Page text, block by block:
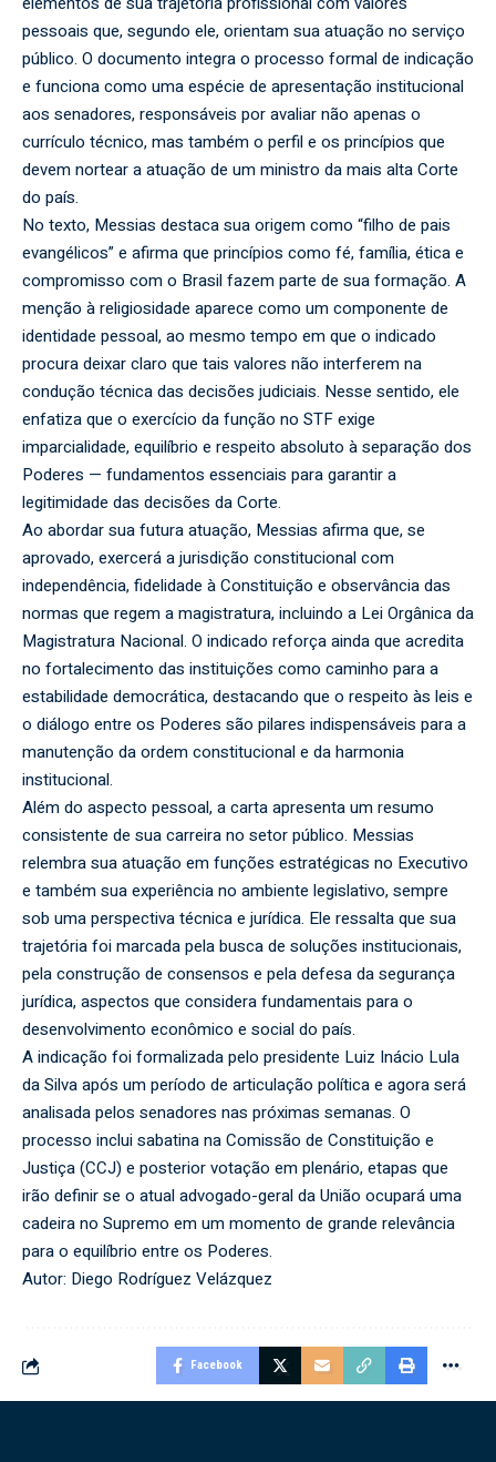
pessoais que, segundo ele, orientam sua atuação no serviço
público. O documento integra o processo formal de indicação
e funciona como uma espécie de apresentação institucional
aos senadores, responsáveis por avaliar não apenas o
currículo técnico, mas também o perfil e os princípios que
devem nortear a atuação de um ministro da mais alta Corte
do país.
No texto, Messias destaca sua origem como “filho de pais
evangélicos” e afirma que princípios como fé, família, ética e
compromisso com o Brasil fazem parte de sua formação. A
menção à religiosidade aparece como um componente de
identidade pessoal, ao mesmo tempo em que o indicado
procura deixar claro que tais valores não interferem na
condução técnica das decisões judiciais. Nesse sentido, ele
enfatiza que o exercício da função no STF exige
imparcialidade, equilíbrio e respeito absoluto à separação dos
Poderes — fundamentos essenciais para garantir a
legitimidade das decisões da Corte.
Ao abordar sua futura atuação, Messias afirma que, se
aprovado, exercerá a jurisdição constitucional com
independência, fidelidade à Constituição e observância das
normas que regem a magistratura, incluindo a Lei Orgânica da
Magistratura Nacional. O indicado reforça ainda que acredita
no fortalecimento das instituições como caminho para a
estabilidade democrática, destacando que o respeito às leis e
o diálogo entre os Poderes são pilares indispensáveis para a
manutenção da ordem constitucional e da harmonia
institucional.
Além do aspecto pessoal, a carta apresenta um resumo
consistente de sua carreira no setor público. Messias
relembra sua atuação em funções estratégicas no Executivo
e também sua experiência no ambiente legislativo, sempre
sob uma perspectiva técnica e jurídica. Ele ressalta que sua
trajetória foi marcada pela busca de soluções institucionais,
pela construção de consensos e pela defesa da segurança
jurídica, aspectos que considera fundamentais para o
desenvolvimento econômico e social do país.
A indicação foi formalizada pelo presidente Luiz Inácio Lula
da Silva após um período de articulação política e agora será
analisada pelos senadores nas próximas semanas. O
processo inclui sabatina na Comissão de Constituição e
Justiça (CCJ) e posterior votação em plenário, etapas que
irão definir se o atual advogado-geral da União ocupará uma
cadeira no Supremo em um momento de grande relevância
para o equilíbrio entre os Poderes.
Autor: Diego Rodríguez Velázquez
Facebook